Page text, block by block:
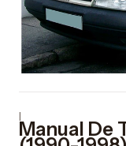
|
Manual De